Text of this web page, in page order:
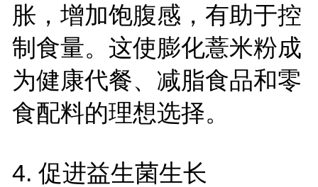
胀，增加饱腹感，有助于控
制食量。这使膨化薏米粉成
为健康代餐、减脂食品和零
食配料的理想选择。
4. 促进益生菌生长